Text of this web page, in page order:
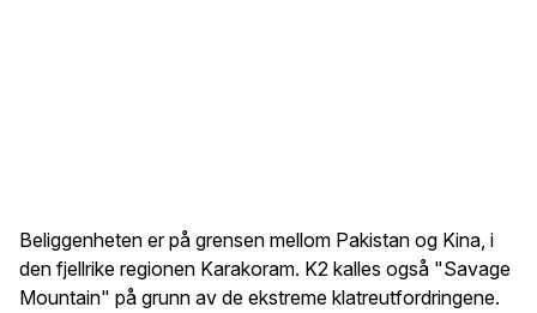
Beliggenheten er på grensen mellom Pakistan og Kina, i
den fjellrike regionen Karakoram. K2 kalles også "Savage
Mountain" på grunn av de ekstreme klatreutfordringene.